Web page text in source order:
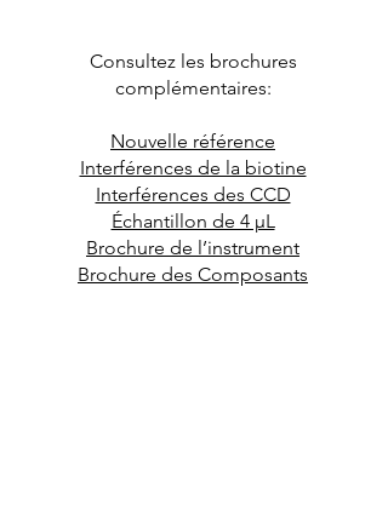
Consultez les brochures
complémentaires:
Nouvelle référence
Interférences de la biotine
Interférences des CCD
Échantillon de 4 μL
Brochure de l’instrument
Brochure des Composants